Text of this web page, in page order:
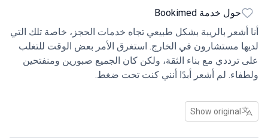
التكلفة لا تزال كبيرة ولكنها أكثر معقولية بكثير. المستشفى
كان ممتازاً. تم إجراء جميع الاختبارات قبل العملية بكفاءة
المنشأة والطاقم محترفين للغاية. تم تحديد موعد الجراحة
اليوم بعد الاستشارة. كان هناك بعض العقبات التنظيمية
طول الطريق (على سبيل المثال، الارتباك بخصوص النقل
الفندق عند الوصول). تم حل هذه الأمور بسرعة ولكنها قد
وُعد به في الحزمة وكانت الرعاية الطبية نفسها ممتازة.
الساعات الأربع والعشرون الأولى بعد العملية مؤلمة للغاية،
أنه من المهم أن يعرف المرضى ذلك مسبقًا، على الرغم
حول خدمة Bookimed
بالريبة بشكل طبيعي تجاه خدمات الحجز، خاصة تلك التي
مستشارون في الخارج. استغرق الأمر بعض الوقت للتغلب
مع بناء الثقة، ولكن كان الجميع صبورين ومنفتحين
لم أشعر أبدًا أنني كنت تحت ضغط.
Show original